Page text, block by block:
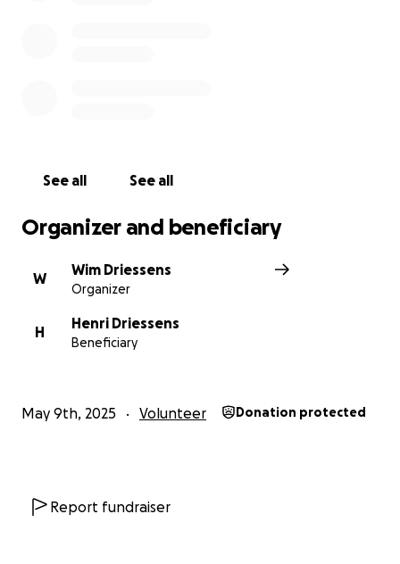
See all See all
Organizer and beneficiary
W
Wim Driessens
Organizer
H
Henri Driessens
Beneficiary
May 9th, 2025 Volunteer Donation protected
Report fundraiser